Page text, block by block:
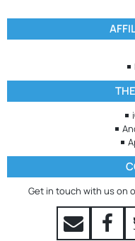
Get in touch with us on